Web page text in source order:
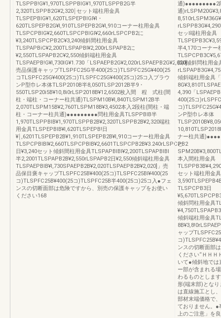
TLSPPB!G¥1,970TLSPPBlG¥1,970TLSPPB2G半
2,320TLSPPB2G¥2,320￨セット端柱用金具
TLSPEPBIG¥1,620TLSPEPBlGI¥l・
620TLSPEPB2G¥l,910TLSPEPB2G¥l,910コーナー柱用金具
TLSPCPBIG¥2,660TLSPCPBlGI¥2,660rLSPCPB2に
¥3,240TLSPCPB2C¥3,240傾斜間柱用金具
TLSPAPBiC¥2,200TLSPAPBI¥2,200rLSPAPB2に
¥2,550TLSPAPB2C¥2,550傾斜端柱用金具
TLSPAEPB!G¥l,730lG¥1.730「LSPAEPB2G¥2,020rLSPAEPB2G¥2,020]」
売品保護キャップTLSPFC25G半400(25コ)TLSPFC25G¥400(25
コTLSPFC25G¥400(25コ)TLSPFC25G¥400(25コ)25コ入プラウ
ンP型巾レ本体TLSP2010B半8,050TLSP2012B半9・
550TLSP20i5B¥10,8i0rLSP2018B¥12,6502枚入間 程 式柱(間
柱・端柱・コーナー柱共通)TLSPM10B¥l,840TLSPM12B半
2,070TLSPM15B¥2,760TLSPM18B¥3,4502本入2段柱(間柱・端
柱・コーナー柱共通)●●●●●●●●●問柱用金具TLSPPBIB半
1,970TLSPPBIB¥1,970TLSPPB2B¥2,320TLSPPB2B¥2,320端柱
用金具TLSPEPBIB¥l,620TLSPEPB!日
¥￨,6201TLSPEPB2B¥1,910TLSPEPB2B¥l,910コーナー柱用金具
TLSPCPBIBI¥2,660TLSPCPBIB¥2,6601TLSPCPB2B¥3.240rLSPCPB2
日¥3,240セット傾斜間柱用金具TLSPAPBIBI¥2,200TLSPAPBIBI
半2,2001TLSPAPB2B¥2,550rLSPAPB2日¥2,550傾斜端柱用金具
TLSPAEPBIB¥l,730SPAEPB2B¥2,020TLSPAEPB2B¥2,020]」売
品保目褒キャップTLSPFC25B¥400(25コ)TLSPFC25BI¥400(25
コ)TLSPFC25B¥400(25コ)TLSPFC25B半400(25コ)25コ入●フェ
ンスの切断面部は危険ですから、別売の保護キャップをお使い
ください168
通)●●●●●●●●●2
通
セッl端柱用金具
半4,170コーナー
鶴0傾斜問柱用金
傾斜端柱用金具
4,390「
400(25コ
コ
ンP型巾レ本体
ナー柱共通
と
本入間柱用金具
セット端柱用金
TLSPCPB3日
傾斜問柱用金具
傾斜端柱用金具
ャップ
コ
ンスの切断面部
ください“ＨＨ
いて●傾斜地で
ー部が含まれる
わるものとしま
形(端末部)とな
は直線施工とし
部材末端価格で
ておりません。●
上のご注意」を